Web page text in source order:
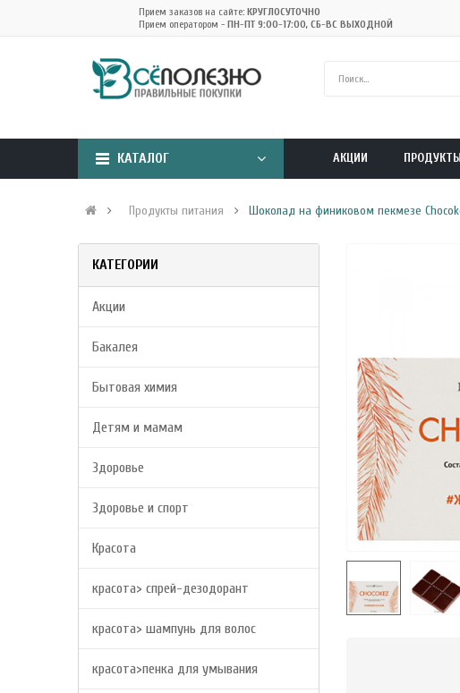
Прием заказов на сайте: КРУГЛОСУТОЧНО
Прием оператором - ПН-ПТ 9:00-17:00, СБ-ВС ВЫХОДНОЙ
КАТАЛОГ АКЦИИ
Продукты питания Шоколад на финиковом пекмезе
КАТЕГОРИИ
Акции
Бакалея
Бытовая химия
Детям и мамам
Здоровье
Здоровье и спорт
Красота
красота> спрей-дезодорант
красота> шампунь для волос
красота>пенка для умывания